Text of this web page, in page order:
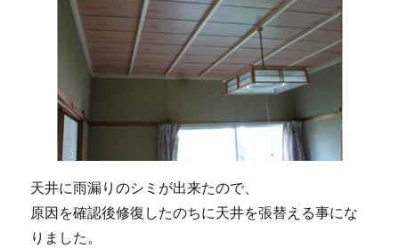
天井に雨漏りのシミが出来たので、
原因を確認後修復したのちに天井を張替える事にな
りました。